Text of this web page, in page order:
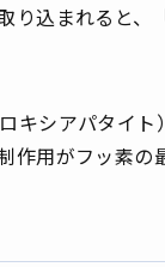
込まれると、
キシアパタイ
用がフッ素の